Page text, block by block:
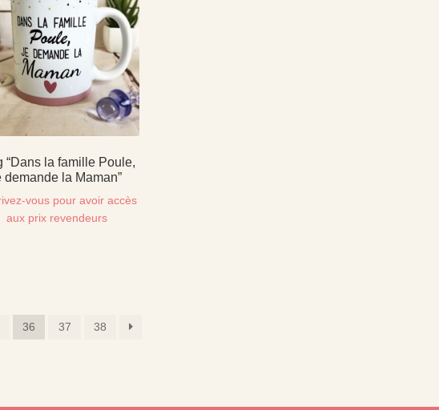
“Dans la famille Poule,
demande la Maman”
vous pour avoir accès
aux prix revendeurs
36 37 38